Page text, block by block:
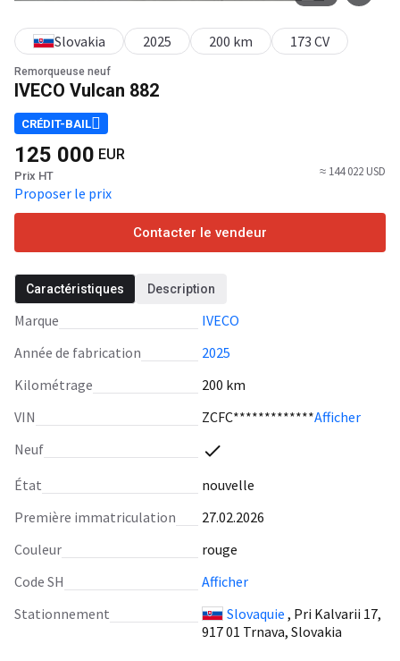
Remorqueuse neuf
IVECO Vulcan 882
Slovakia 2025 200 km 173 CV
CRÉDIT-BAIL
125 000 EUR
Prix HT
Proposer le prix
≈ 144 022 USD
Contacter le vendeur
Caractéristiques Description
Marque
IVECO
Année de fabrication
2025
Kilométrage
200 km
VIN
ZCFC*************Afficher
Neuf
État
nouvelle
Première immatriculation
27.02.2026
Сouleur
rouge
Code SH
Afficher
Stationnement
Slovaquie , Pri Kalvarii 17,
917 01 Trnava, Slovakia